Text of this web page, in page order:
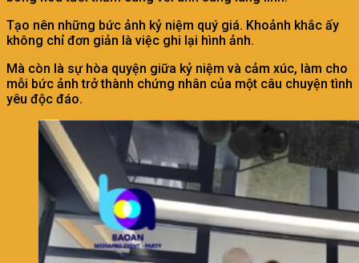
Tạo nên những bức ảnh kỷ niệm quý giá. Khoảnh khắc ấy
không chỉ đơn giản là việc ghi lại hình ảnh.
Mà còn là sự hòa quyện giữa kỷ niệm và cảm xúc, làm cho
mỗi bức ảnh trở thành chứng nhân của một câu chuyện tình
yêu độc đáo.